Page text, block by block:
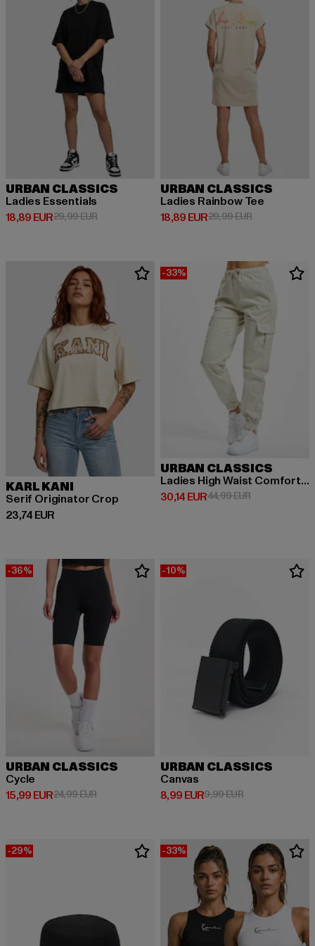
URBAN CLASSICS
Ladies Essentials
18,89 EUR
Derzeitiger Preis: 18,89 EUR
29,99 EURAktionspreis: 29,99 EUR
URBAN CLASSICS
Ladies Rainbow Tee
18,89 EUR
Derzeitiger Preis: 18,89 EUR
29,99 EURAktionspreis:
KARL KANI
Serif Originator Crop
23,74 EUR
Derzeitiger Preis: 23,74 EUR
-33%
URBAN CLASSICS
Ladies High Waist Comfort Jogging
30,14 EUR
Derzeitiger Preis: 30,14 EUR
44,99 EURAktionspreis:
-36%
URBAN CLASSICS
Cycle
15,99 EUR
Derzeitiger Preis: 15,99 EUR
24,99 EURAktionspreis: 24,99 EUR
-10%
URBAN CLASSICS
Canvas
8,99 EUR
Derzeitiger Preis: 8,99 EUR
9,99 EURAktionspreis:
-29% -33%